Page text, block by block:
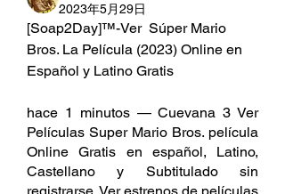
2023年5月29日
[Soap2Day]™-Ver  Súper Mario
Bros. La Película (2023) Online en
Español y Latino Gratis
hace 1 minutos — Cuevana 3 Ver
Películas Super Mario Bros. película
Online Gratis en español, Latino,
Castellano y Subtitulado sin